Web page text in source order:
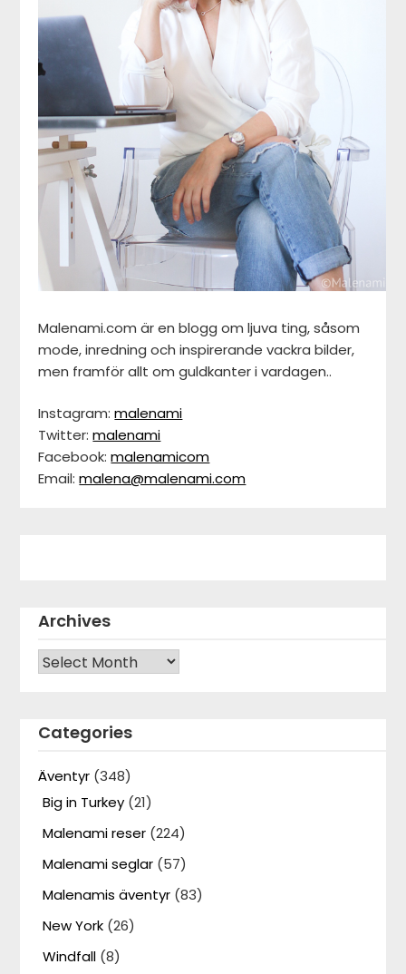
Malenami.com är en blogg om ljuva ting, såsom
mode, inredning och inspirerande vackra bilder,
men framför allt om guldkanter i vardagen..
Instagram:malenami
Twitter:malenami
Facebook:malenamicom
Email:malena@malenami.com
Archives
Archives
Categories
Äventyr (348)
Big in Turkey (21)
Malenami reser (224)
Malenami seglar (57)
Malenamis äventyr (83)
New York (26)
Windfall (8)